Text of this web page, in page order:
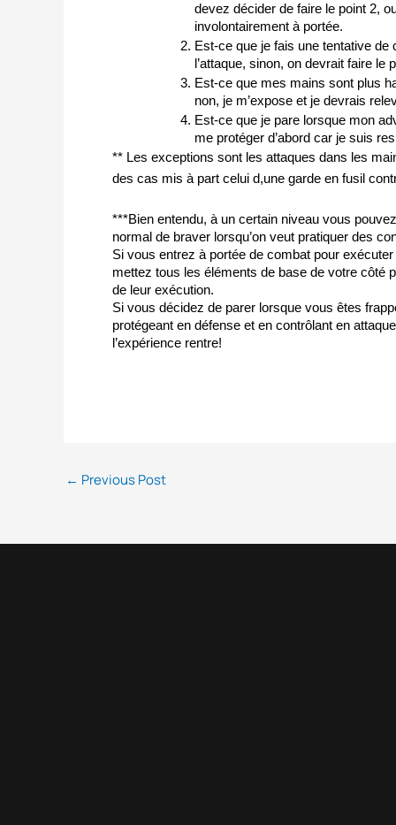
devez décider de faire le point 2,
involontairement à portée.
Est-ce que je fais une tentative de
l’attaque, sinon, on devrait faire le
Est-ce que mes mains sont plus
non, je m’expose et je devrais
Est-ce que je pare lorsque mon
me protéger d’abord car je suis
** Les exceptions sont les attaques dans les
des cas mis à part celui d,une garde en fusil
***Bien entendu, à un certain niveau vous
normal de braver lorsqu’on veut pratiquer des
Si vous entrez à portée de combat pour
mettez tous les éléments de base de votre côté
de leur exécution.
Si vous décidez de parer lorsque vous êtes
protégeant en défense et en contrôlant en
l’expérience rentre!
← Previous Post